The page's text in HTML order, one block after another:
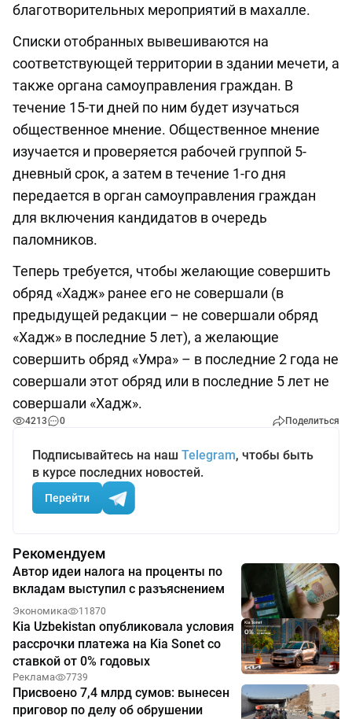
благотворительных мероприятий в махалле.
Списки отобранных вывешиваются на
соответствующей территории в здании мечети, а
также органа самоуправления граждан. В
течение 15-ти дней по ним будет изучаться
общественное мнение. Общественное мнение
изучается и проверяется рабочей группой 5-
дневный срок, а затем в течение 1-го дня
передается в орган самоуправления граждан
для включения кандидатов в очередь
паломников.
Теперь требуется, чтобы желающие совершить
обряд «Хадж» ранее его не совершали (в
предыдущей редакции – не совершали обряд
«Хадж» в последние 5 лет), а желающие
совершить обряд «Умра» – в последние 2 года не
совершали этот обряд или в последние 5 лет не
совершали «Хадж».
4213 0 Поделиться
Подписывайтесь на наш Telegram, чтобы быть
в курсе последних новостей.
Перейти
Рекомендуем
Автор идеи налога на проценты по
вкладам выступил с разъяснением
Экономика 11870
Kia Uzbekistan опубликовала условия
рассрочки платежа на Kia Sonet со
ставкой от 0% годовых
Реклама 7739
Присвоено 7,4 млрд сумов: вынесен
приговор по делу об обрушении